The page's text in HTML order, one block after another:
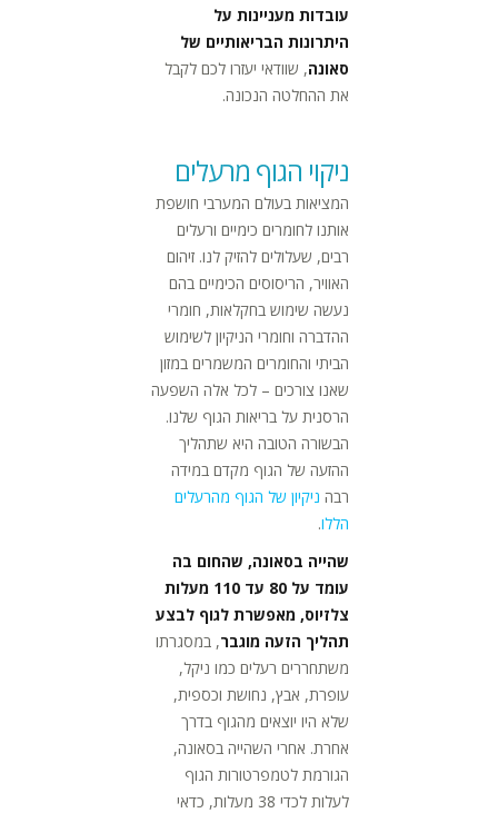
עובדות מעניינות על
היתרונות הבריאותיים של
סאונה, שוודאי יעזרו לכם לקבל
את ההחלטה הנכונה.
ניקוי הגוף מרעלים
המציאות בעולם המערבי חושפת
אותנו לחומרים כימיים ורעלים
רבים, שעלולים להזיק לנו. זיהום
האוויר, הריסוסים הכימיים בהם
נעשה שימוש בחקלאות, חומרי
ההדברה וחומרי הניקיון לשימוש
הביתי והחומרים המשמרים במזון
שאנו צורכים – לכל אלה השפעה
הרסנית על בריאות הגוף שלנו.
הבשורה הטובה היא שתהליך
ההזעה של הגוף מקדם במידה
רבה ניקיון של הגוף מהרעלים
הללו.
שהייה בסאונה, שהחום בה
עומד על 80 עד 110 מעלות
צלזיוס, מאפשרת לגוף לבצע
תהליך הזעה מוגבר, במסגרתו
משתחררים רעלים כמו ניקל,
עופרת, אבץ, נחושת וכספית,
שלא היו יוצאים מהגוף בדרך
אחרת. אחרי השהייה בסאונה,
הגורמת לטמפרטורות הגוף
לעלות לכדי 38 מעלות, כדאי